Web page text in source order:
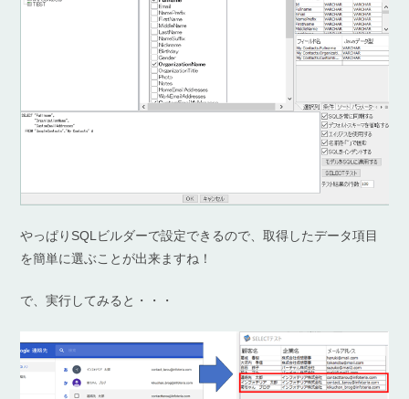
やっぱりSQLビルダーで設定できるので、取得したデータ項目
を簡単に選ぶことが出来ますね！
で、実行してみると・・・